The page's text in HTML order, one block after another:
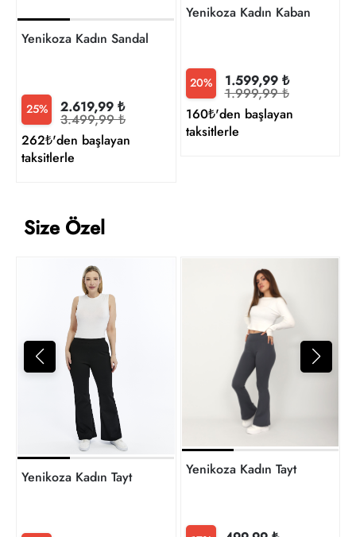
Yenikoza Kadın Sandalet
25% 2.619,99 ₺
3.499,99 ₺
262₺'den başlayan
taksitlerle
Yenikoza Kadın Kaban
20% 1.599,99 ₺
1.999,99 ₺
160₺'den başlayan
taksitlerle
Size Özel
Yenikoza Kadın Tayt Yenikoza Kadın Tayt